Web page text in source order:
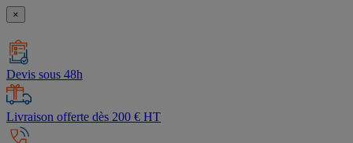
×
Devis sous 48h
Livraison offerte dès 200 € HT